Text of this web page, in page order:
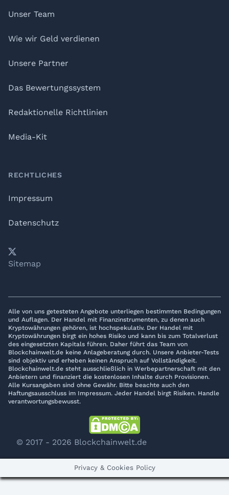
Unser Team
Wie wir Geld verdienen
Unsere Partner
Das Bewertungssystem
Redaktionelle Richtlinien
Media-Kit
RECHTLICHES
Impressum
Datenschutz
YouTube
𝕏LinkedIn
Telegram
Sitemap
Alle von uns getesteten Angebote unterliegen bestimmten Bedingungen
und Auflagen. Der Handel mit Finanzinstrumenten, zu denen auch
Kryptowährungen gehören, ist hochspekulativ. Der Handel mit
Kryptowährungen birgt ein hohes Risiko und kann bis zum Totalverlust
des eingesetzten Kapitals führen. Daher führt das Team von
Blockchainwelt.de keine Anlageberatung durch. Unsere Anbieter-Tests
sind objektiv und erheben keinen Anspruch auf Vollständigkeit.
Blockchainwelt.de steht ausschließlich in Werbepartnerschaft mit den
Anbietern und finanziert die kostenlosen Inhalte durch Provisionen.
Alle Kursangaben sind ohne Gewähr. Bitte beachte auch den
Haftungsausschluss im Impressum. Jeder Handel birgt Risiken. Handle
verantwortungsbewusst.
© 2017 - 2026 Blockchainwelt.de
Privacy & Cookies Policy